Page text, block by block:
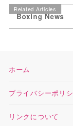
Related Articles
Boxing News
ホーム
プライバシーポリ
リンクについて